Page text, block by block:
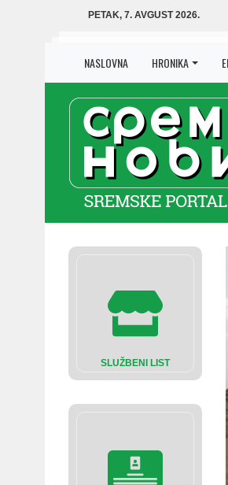
PETAK, 7. AVGUST 2026.
NASLOVNA HRONIKA
SLUŽBENI LIST